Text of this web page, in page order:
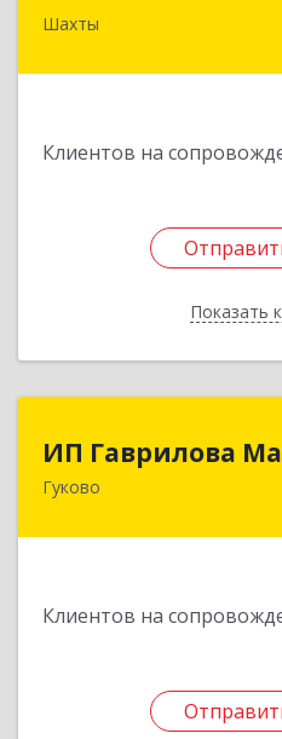
Шахты
Клиентов на
Показать
ИП Гаврилова
Гуково
Клиентов на